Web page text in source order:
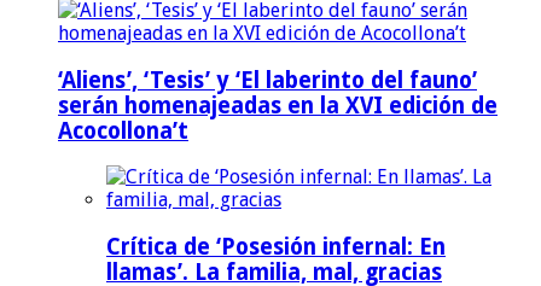
‘Aliens’, ‘Tesis’ y ‘El laberinto del fauno’
serán homenajeadas en la XVI edición de
Acocollona’t
Crítica de ‘Posesión infernal: En
llamas’. La familia, mal, gracias